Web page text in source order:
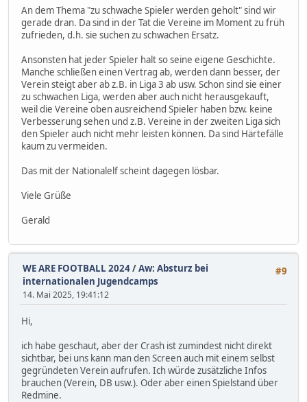
An dem Thema "zu schwache Spieler werden geholt" sind wir
gerade dran. Da sind in der Tat die Vereine im Moment zu früh
zufrieden, d.h. sie suchen zu schwachen Ersatz.
Ansonsten hat jeder Spieler halt so seine eigene Geschichte.
Manche schließen einen Vertrag ab, werden dann besser, der
Verein steigt aber ab z.B. in Liga 3 ab usw. Schon sind sie einer
zu schwachen Liga, werden aber auch nicht herausgekauft,
weil die Vereine oben ausreichend Spieler haben bzw. keine
Verbesserung sehen und z.B. Vereine in der zweiten Liga sich
den Spieler auch nicht mehr leisten können. Da sind Härtefälle
kaum zu vermeiden.
Das mit der Nationalelf scheint dagegen lösbar.
Viele Grüße
Gerald
#9
WE ARE FOOTBALL 2024/Aw: Absturz bei
internationalen Jugendcamps
14. Mai 2025, 19:41:12
Hi,
ich habe geschaut, aber der Crash ist zumindest nicht direkt
sichtbar, bei uns kann man den Screen auch mit einem selbst
gegründeten Verein aufrufen. Ich würde zusätzliche Infos
brauchen (Verein, DB usw.). Oder aber einen Spielstand über
Redmine.